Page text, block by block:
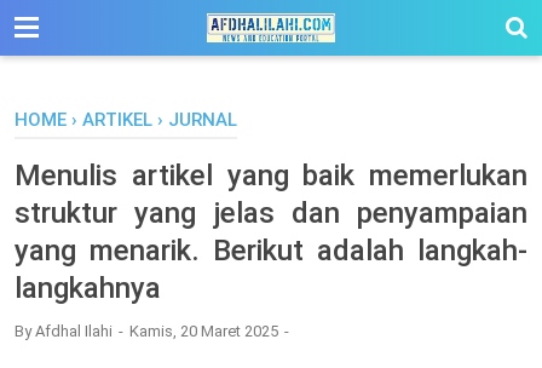
-->
HOME › ARTIKEL › JURNAL
Menulis artikel yang baik memerlukan
struktur yang jelas dan penyampaian
yang menarik. Berikut adalah langkah-
langkahnya
ByAfdhal Ilahi Kamis, 20 Maret 2025